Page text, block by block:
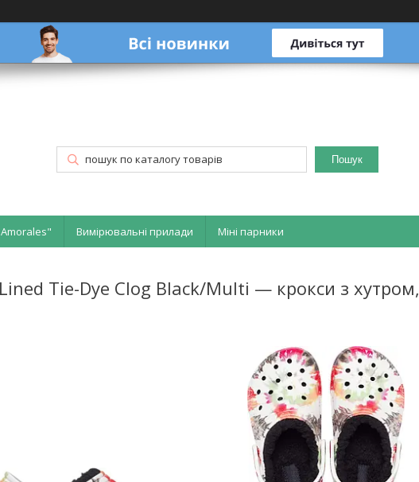
Пошук
Вимірювальні прилади Міні парники
Tie-Dye Clog Black/Multi — крокси з хутром,